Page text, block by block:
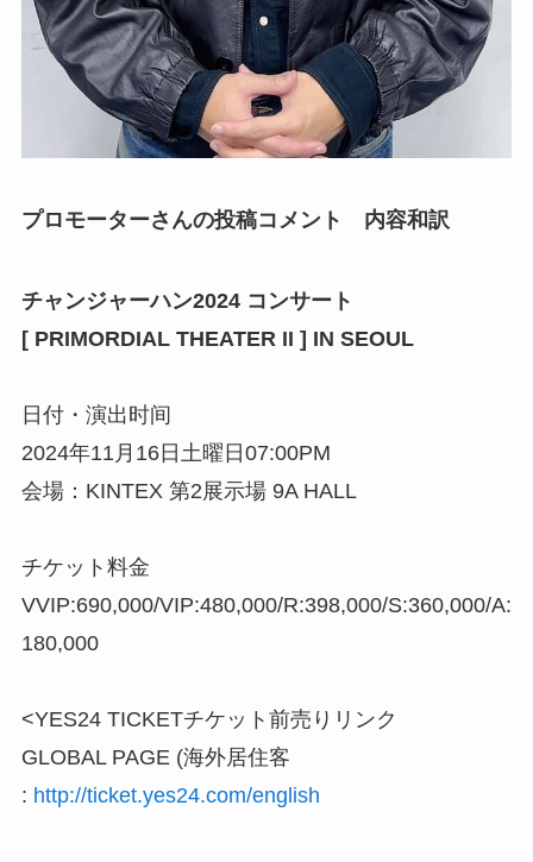
プロモーターさんの投稿コメント 内容和訳
チャンジャーハン2024 コンサート
[ PRIMORDIAL THEATER II ] IN SEOUL
日付・演出时间
2024年11月16日土曜日07:00PM⠀
会場：KINTEX 第2展示場 9A HALL
チケット料金
VVIP:690,000/VIP:480,000/R:398,000/S:360,000/A:
180,000
<YES24 TICKETチケット前売りリンク
GLOBAL PAGE (海外居住客
: http://ticket.yes24.com/english